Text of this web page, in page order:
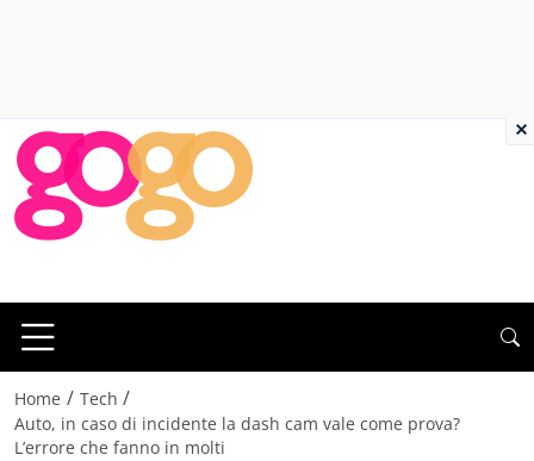
Home / Tech /
Auto, in caso di incidente la dash cam vale come prova?
L’errore che fanno in molti
×